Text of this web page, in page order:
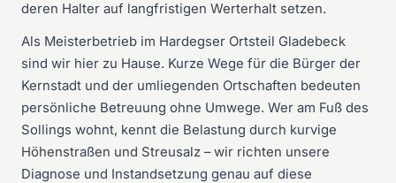
deren Halter auf langfristigen Werterhalt setzen.
Als Meisterbetrieb im Hardegser Ortsteil Gladebeck
sind wir hier zu Hause. Kurze Wege für die Bürger der
Kernstadt und der umliegenden Ortschaften bedeuten
persönliche Betreuung ohne Umwege. Wer am Fuß des
Sollings wohnt, kennt die Belastung durch kurvige
Höhenstraßen und Streusalz – wir richten unsere
Diagnose und Instandsetzung genau auf diese